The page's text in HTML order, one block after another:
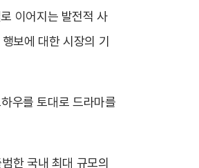
이어지는 발전적 사
보에 대한 시장의 기
우를 토대로 드라마를
한 국내 최대 규모의